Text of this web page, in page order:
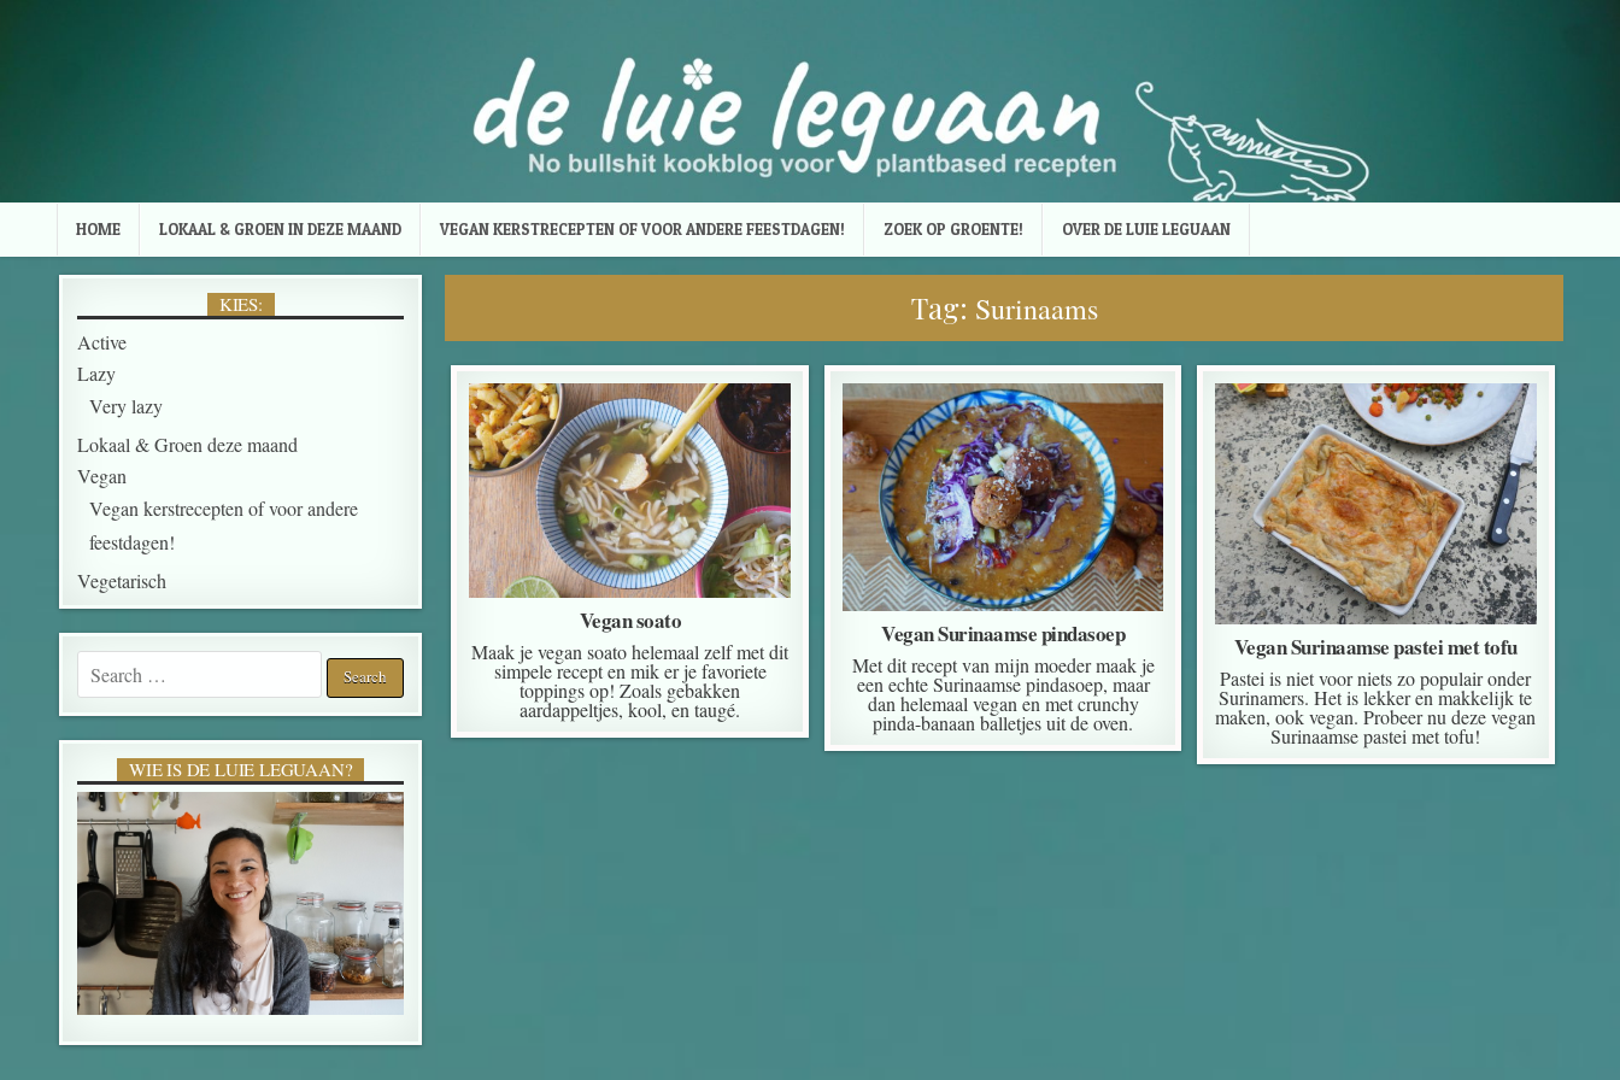
HOME LOKAAL & GROEN IN DEZE MAAND VEGAN KERSTRECEPTEN OF VOOR ANDERE FEESTDAGEN! ZOEK OP GROENTE! OVER DE LUIE LEGUAAN
Tag: Surinaams
Vegan soato
Maak je vegan soato helemaal zelf met dit
simpele recept en mik er je favoriete
toppings op! Zoals gebakken
aardappeltjes, kool, en taugé.
Vegan Surinaamse pindasoep
Met dit recept van mijn moeder maak je
een echte Surinaamse pindasoep, maar
dan helemaal vegan en met crunchy
pinda-banaan balletjes uit de oven.
Vegan Surinaamse pastei met tofu
Pastei is niet voor niets zo populair onder
Surinamers. Het is lekker en makkelijk te
maken, ook vegan. Probeer nu deze vegan
Surinaamse pastei met tofu!
KIES:
Active
Lazy
Very lazy
Lokaal & Groen deze maand
Vegan
Vegan kerstrecepten of voor andere
feestdagen!
Vegetarisch
Search for:
WIE IS DE LUIE LEGUAAN?